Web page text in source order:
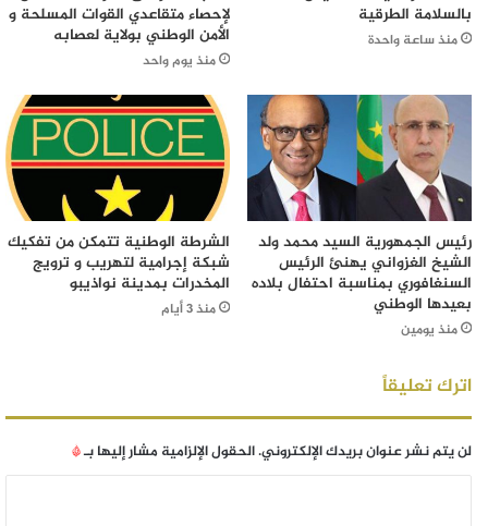
بالسلامة الطرقية
منذ ساعة واحدة
لإحصاء متقاعدي القوات المسلحة و
الأمن الوطني بولاية لعصابه
منذ يوم واحد
رئيس الجمهورية السيد محمد ولد
الشيخ الغزواني يهنئ الرئيس
السنغافوري بمناسبة احتفال بلاده
بعيدها الوطني
منذ يومين
الشرطة الوطنية تتمكن من تفكيك
شبكة إجرامية لتهريب و ترويج
المخدرات بمدينة نواذيبو
منذ 3 أيام
اترك تعليقاً
لن يتم نشر عنوان بريدك الإلكتروني.الحقول الإلزامية مشار إليها بـ*